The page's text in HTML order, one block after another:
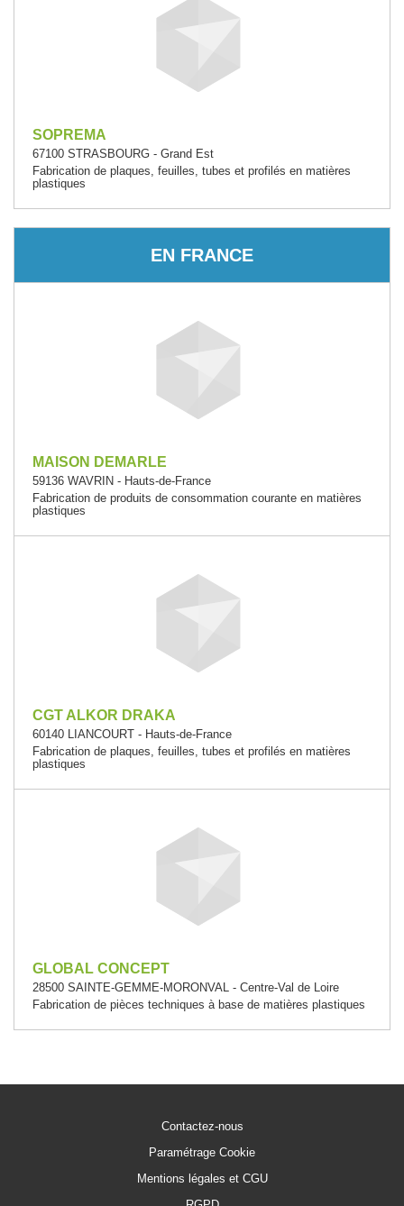
SOPREMA
67100 STRASBOURG - Grand Est
Fabrication de plaques, feuilles, tubes et profilés en matières
plastiques
EN FRANCE
MAISON DEMARLE
59136 WAVRIN - Hauts-de-France
Fabrication de produits de consommation courante en matières
plastiques
CGT ALKOR DRAKA
60140 LIANCOURT - Hauts-de-France
Fabrication de plaques, feuilles, tubes et profilés en matières
plastiques
GLOBAL CONCEPT
28500 SAINTE-GEMME-MORONVAL - Centre-Val de Loire
Fabrication de pièces techniques à base de matières plastiques
Contactez-nous
Paramétrage Cookie
Mentions légales et CGU